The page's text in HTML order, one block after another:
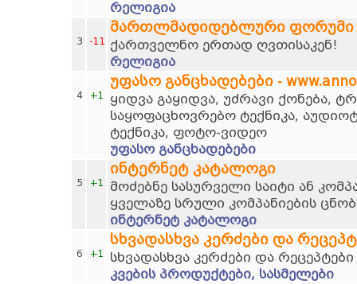
რელიგია
3 -11
მართლმადიდებლური ფორუმი
ქართველნო ერთად ღვთისაკენ!
რელიგია
4 +1
უფასო განცხადებები -
ყიდვა გაყიდვა, უძრავი ქონება,
საყოფაცხოვრებო ტექნიკა,
ტექნიკა, ფოტო-ვიდეო
უფასო განცხადებები
5 +1
ინტერნეტ კატალოგი
მოძებნე სასურველი საიტი ან
ყველაზე სრული კომპანიების
ინტერნეტ კატალოგი
6 +1
სხვადასხვა კერძები და
სხვადასხვა კერძები და რეცეპტები
კვების პროდუქტები, სასმელები